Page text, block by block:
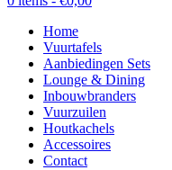
Home
Vuurtafels
Aanbiedingen Sets
Lounge & Dining
Inbouwbranders
Vuurzuilen
Houtkachels
Accessoires
Contact